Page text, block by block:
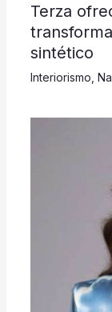
Terza
sintético
Interiorismo